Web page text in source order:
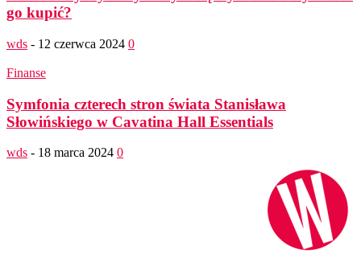
go kupić?
wds - 12 czerwca 2024 0
Finanse
Symfonia czterech stron świata Stanisława
Słowińskiego w Cavatina Hall Essentials
wds - 18 marca 2024 0